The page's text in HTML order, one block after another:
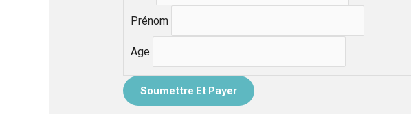
Prénom
Age